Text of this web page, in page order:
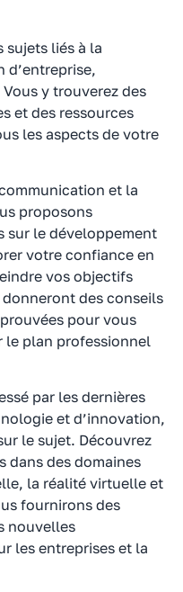
sujets liés à la
d’entreprise,
y trouverez des
et des ressources
les aspects de votre
et la
proposons
sur le développement
votre confiance en
vos objectifs
des conseils
pour vous
le plan professionnel
par les dernières
et d’innovation,
le sujet. Découvrez
dans des domaines
la réalité virtuelle et
fournirons des
nouvelles
les entreprises et la